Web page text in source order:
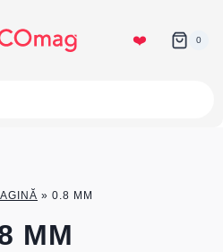
❤️ 0
» 0.8 MM
MM